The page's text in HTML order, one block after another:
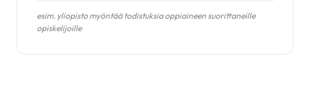
esim. yliopisto myöntää todistuksia oppiaineen suorittaneille
opiskelijoille